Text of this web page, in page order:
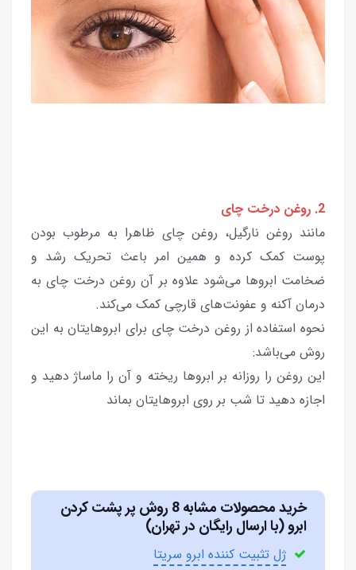
2. روغن درخت چای
مانند روغن نارگیل، روغن چای ظاهرا به مرطوب بودن
پوست کمک کرده و همین امر باعث تحریک رشد و
ضخامت ابروها می‌شود علاوه بر آن روغن درخت چای به
درمان آکنه و عفونت‌های قارچی کمک می‌کند.
نحوه استفاده از روغن درخت چای برای ابروهایتان به این
روش می‌باشد:
این روغن را روزانه بر ابروها ریخته و آن را ماساژ دهید و
اجازه دهید تا شب بر روی ابروهایتان بماند
خرید محصولات مشابه 8 روش پر پشت کردن
ابرو (با ارسال رایگان در تهران)
ژل تثبیت کننده ابرو سریتا